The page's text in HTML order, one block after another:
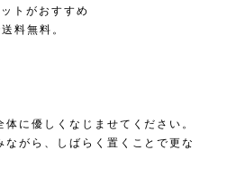
トがおすすめ
料無料。
に優しくなじませてください。
がら、しばらく置くことで更な